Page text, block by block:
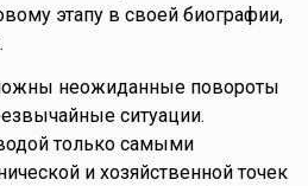
этапу в своей биографии,
неожиданные повороты
ситуации.
только самыми
и хозяйственной точек